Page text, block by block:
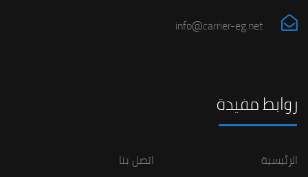
info@carrier-eg.net
روابط مفيدة
اتصل بنا
الرئيسية